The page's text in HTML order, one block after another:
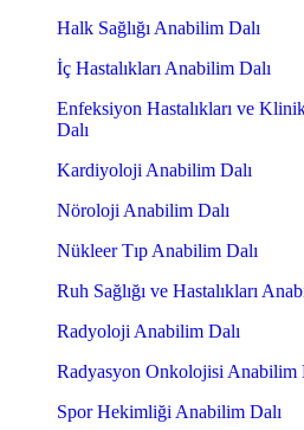
Halk Sağlığı Anabilim Dalı
İç Hastalıkları Anabilim Dalı
Enfeksiyon Hastalıkları ve
Dalı
Kardiyoloji Anabilim Dalı
Nöroloji Anabilim Dalı
Nükleer Tıp Anabilim Dalı
Ruh Sağlığı ve Hastalıkları
Radyoloji Anabilim Dalı
Radyasyon Onkolojisi Anabilim
Spor Hekimliği Anabilim Dalı